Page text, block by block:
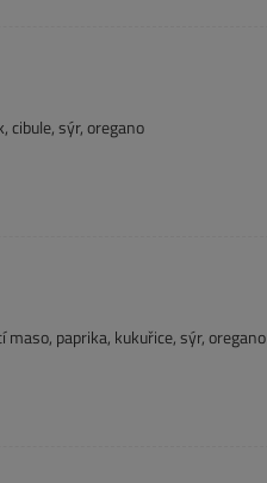
cibule, sýr, oregano
paprika, kukuřice, sýr, oregano